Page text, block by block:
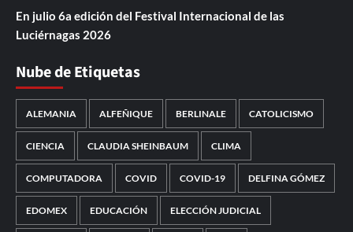
En julio 6a edición del Festival Internacional de las
Luciérnagas 2026
Nube de Etiquetas
ALEMANIA ALFEÑIQUE BERLINALE CATOLICISMO
CIENCIA CLAUDIA SHEINBAUM CLIMA
COMPUTADORA COVID COVID-19 DELFINA GÓMEZ
EDOMEX EDUCACIÓN ELECCIÓN JUDICIAL